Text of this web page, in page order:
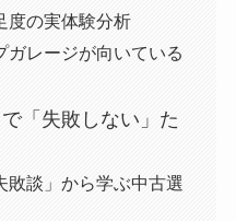
度の実体験分析
ガレージが向いている
「失敗しない」た
敗談」から学ぶ中古選